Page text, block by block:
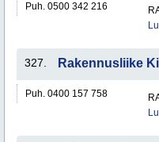
Puh. 0500 342 216
327. Rakennusliike
Puh. 0400 157 758